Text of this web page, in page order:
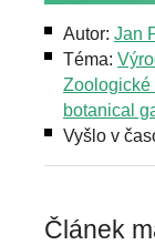
Autor: Jan
Téma:
Zoologické
botanical
Vyšlo v
Článek